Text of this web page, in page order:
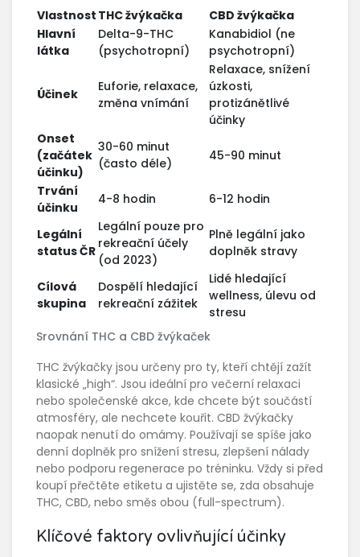
Srovnání THC a CBD žvýkaček
Vlastnost THC žvýkačka
CBD žvýkačka
Hlavní
látka
Delta-9-THC
(psychotropní)
Kanabidiol (ne
psychotropní)
Účinek
Euforie, relaxace,
změna vnímání
Relaxace, snížení
úzkosti,
protizánětlivé
účinky
Onset
(začátek
účinku)
30-60 minut
(často déle)
45-90 minut
Trvání
účinku
4-8 hodin 6-12 hodin
Legální
status ČR
Legální pouze pro
rekreační účely
(od 2023)
Plně legální jako
doplněk stravy
Cílová
skupina
Dospělí hledající
rekreační zážitek
Lidé hledající
wellness, úlevu od
stresu
THC žvýkačky jsou určeny pro ty, kteří chtějí zažít
klasické „high“. Jsou ideální pro večerní relaxaci
nebo společenské akce, kde chcete být součástí
atmosféry, ale nechcete kouřit. CBD žvýkačky
naopak nenutí do omámy. Používají se spíše jako
denní doplněk pro snížení stresu, zlepšení nálady
nebo podporu regenerace po tréninku. Vždy si před
koupí přečtěte etiketu a ujistěte se, zda obsahuje
THC, CBD, nebo směs obou (full-spectrum).
Klíčové faktory ovlivňující účinky